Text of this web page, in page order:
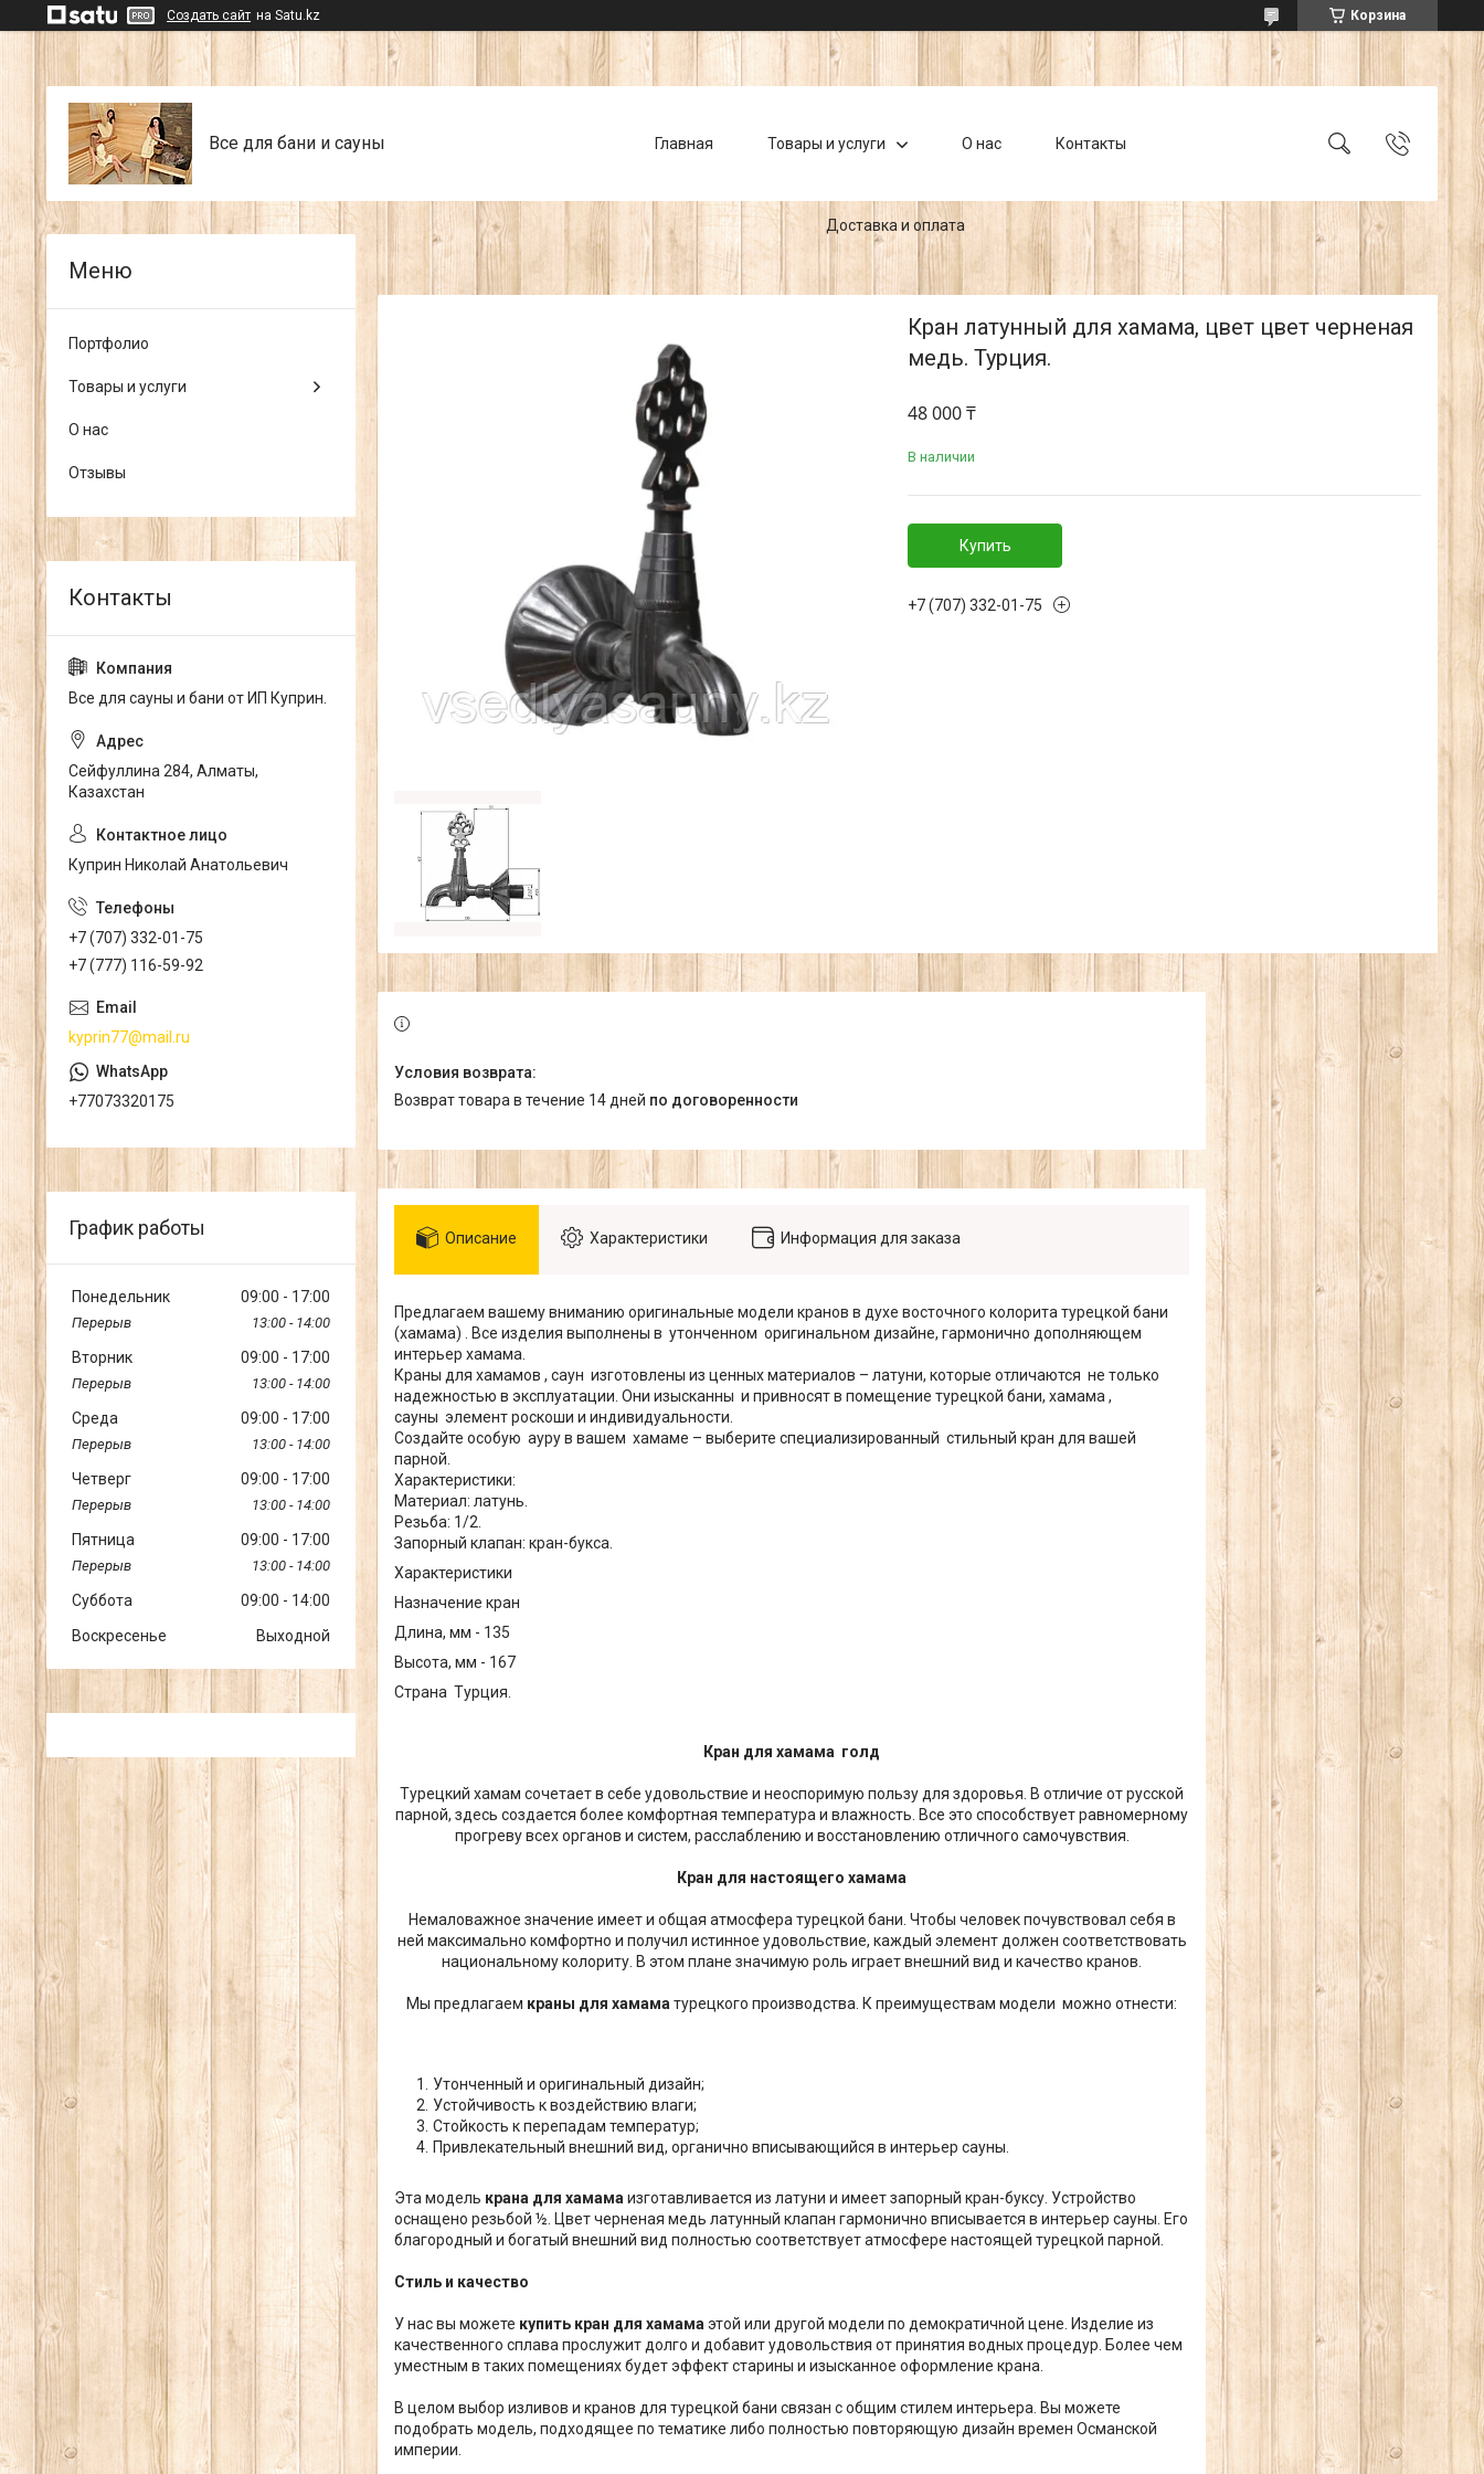
Создать сайт на Satu.kz Корзина
Все для бани и сауны Главная Товары и услуги О нас Контакты
Доставка и оплата
Кран латунный для хамама, цвет цвет черненая
медь. Турция.
48 000 ₸
В наличии
Купить
+7 (707) 332-01-75
возврат товара в течение 14 дней по договоренности
Описание Характеристики Информация для заказа
Предлагаем вашему вниманию оригинальные модели кранов в духе восточного колорита турецкой бани
(хамама) . Все изделия выполнены в утонченном оригинальном дизайне, гармонично дополняющем
интерьер хамама.
Краны для хамамов , саун изготовлены из ценных материалов – латуни, которые отличаются не только
надежностью в эксплуатации. Они изысканны и привносят в помещение турецкой бани, хамама ,
сауны элемент роскоши и индивидуальности.
Создайте особую ауру в вашем хамаме – выберите специализированный стильный кран для вашей
парной.
Характеристики:
Материал: латунь.
Резьба: 1/2.
Запорный клапан: кран-букса.
Характеристики
Назначение кран
Длина, мм - 135
Высота, мм - 167
Страна Турция.
Кран для хамама голд
Турецкий хамам сочетает в себе удовольствие и неоспоримую пользу для здоровья. В отличие от русской
парной, здесь создается более комфортная температура и влажность. Все это способствует равномерному
прогреву всех органов и систем, расслаблению и восстановлению отличного самочувствия.
Кран для настоящего хамама
Немаловажное значение имеет и общая атмосфера турецкой бани. Чтобы человек почувствовал себя в
ней максимально комфортно и получил истинное удовольствие, каждый элемент должен соответствовать
национальному колориту. В этом плане значимую роль играет внешний вид и качество кранов.
Мы предлагаем краны для хамаматурецкого производства. К преимуществам модели можно отнести:
Утонченный и оригинальный дизайн;
Устойчивость к воздействию влаги;
Стойкость к перепадам температур;
Привлекательный внешний вид, органично вписывающийся в интерьер сауны.
Эта модель крана для хамамаизготавливается из латуни и имеет запорный кран-буксу. Устройство
оснащено резьбой ½. Цвет черненая медь латунный клапан гармонично вписывается в интерьер сауны. Его
благородный и богатый внешний вид полностью соответствует атмосфере настоящей турецкой парной.
Стиль и качество
У нас вы можете купить кран для хамамаэтой или другой модели по демократичной цене. Изделие из
качественного сплава прослужит долго и добавит удовольствия от принятия водных процедур. Более чем
уместным в таких помещениях будет эффект старины и изысканное оформление крана.
В целом выбор изливов и кранов для турецкой бани связан с общим стилем интерьера. Вы можете
подобрать модель, подходящее по тематике либо полностью повторяющую дизайн времен Османской
империи.
Портфолио
Товары и услуги
О нас
Отзывы
Все для сауны и бани от ИП Куприн.
Сейфуллина 284, Алматы,
Казахстан
Куприн Николай Анатольевич
+7 (707) 332-01-75
+7 (777) 116-59-92
kyprin77@mail.ru
+77073320175
График работы
Понедельник 09:00 17:00
13:00 14:00
Вторник 09:00 17:00
13:00 14:00
Среда 09:00 17:00
13:00 14:00
Четверг 09:00 17:00
13:00 14:00
Пятница 09:00 17:00
13:00 14:00
Суббота 09:00
14:00
Воскресенье
Выходной